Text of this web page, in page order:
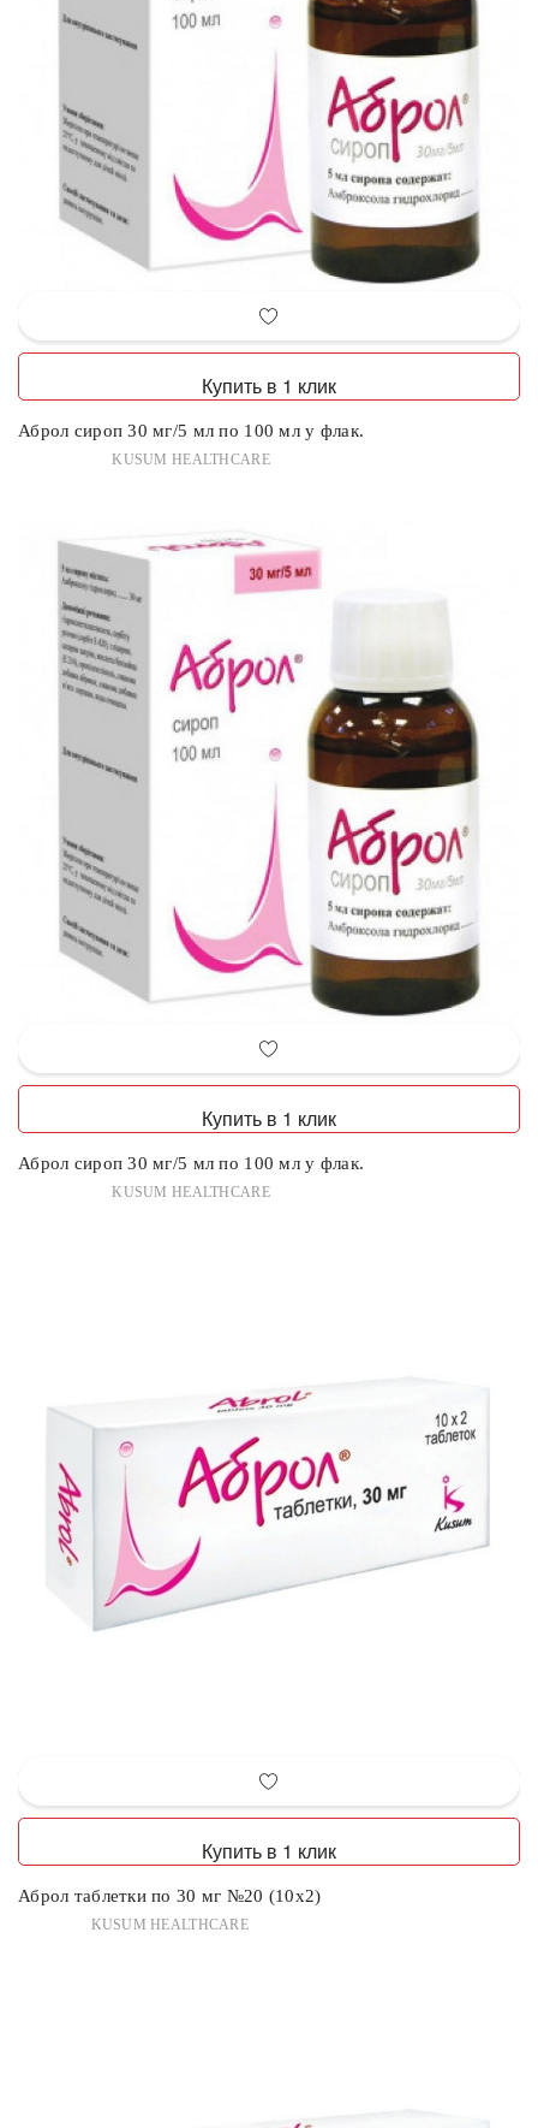
Купить в 1 клик
Аброл сироп 30 мг/5 мл по 100 мл у флак.
KUSUM HEALTHCARE
Купить в 1 клик
Аброл сироп 30 мг/5 мл по 100 мл у флак.
KUSUM HEALTHCARE
Купить в 1 клик
Аброл таблетки по 30 мг №20 (10х2)
KUSUM HEALTHCARE